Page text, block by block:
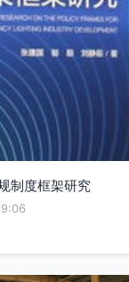
制度框架研究